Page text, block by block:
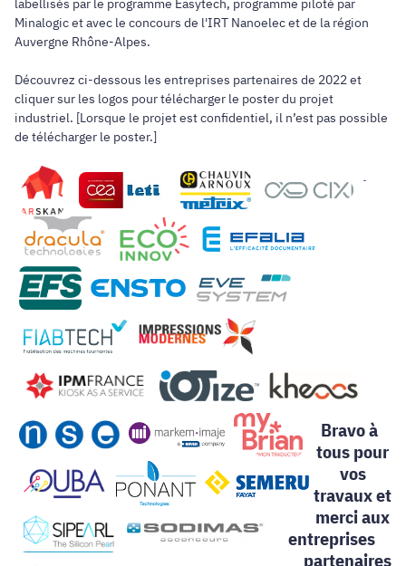
labellisés par le programme Easytech, programme piloté par
Minalogic et avec le concours de l'IRT Nanoelec et de la région
Auvergne Rhône-Alpes.
Découvrez ci-dessous les entreprises partenaires de 2022 et
cliquer sur les logos pour télécharger le poster du projet
industriel. [Lorsque le projet est confidentiel, il n’est pas possible
de télécharger le poster.]
Bravo à
tous pour
vos
travaux et
merci aux
entreprises
partenaires